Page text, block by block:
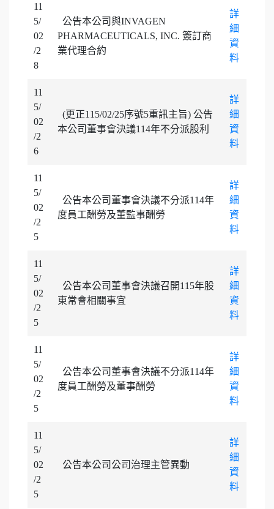
11
5/
02
/2
8
公告本公司與INVAGEN
PHARMACEUTICALS, INC. 簽訂商
業代理合約
詳
細
資
料
11
5/
02
/2
6
(更正115/02/25序號5重訊主旨) 公告
本公司董事會決議114年不分派股利
詳
細
資
料
11
5/
02
/2
5
公告本公司董事會決議不分派114年
度員工酬勞及董監事酬勞
詳
細
資
料
11
5/
02
/2
5
公告本公司董事會決議召開115年股
東常會相關事宜
詳
細
資
料
11
5/
02
/2
5
公告本公司董事會決議不分派114年
度員工酬勞及董事酬勞
詳
細
資
料
11
5/
02
/2
5
公告本公司公司治理主管異動
詳
細
資
料